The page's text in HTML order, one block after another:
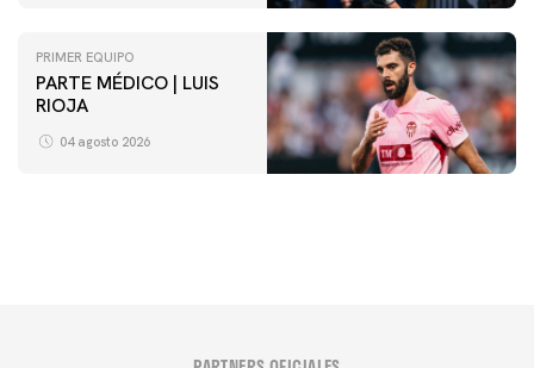
PRIMER EQUIPO
PARTE MÉDICO | LUIS
RIOJA
04 agosto 2026
VCF FEMENINO
ENTRENAMIENTO DEL VALENCIA CF FEMENINO
(04/08/26)